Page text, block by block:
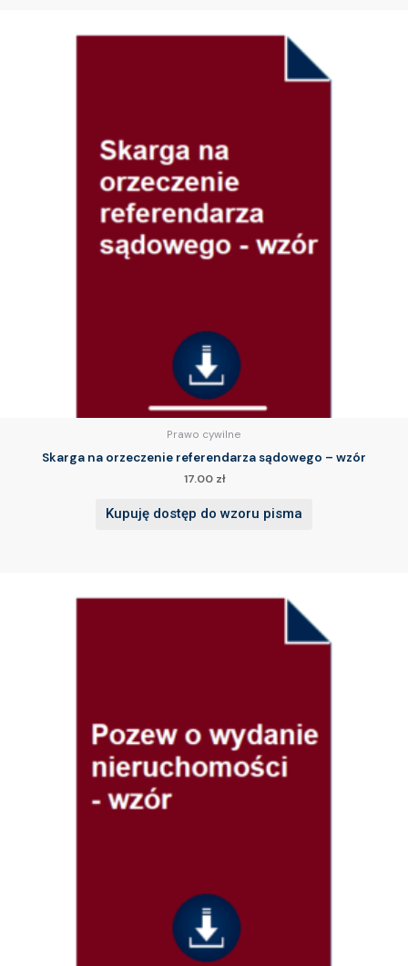
Prawo cywilne
Skarga na orzeczenie referendarza sądowego – wzór
17.00 zł
Kupuję dostęp do wzoru pisma